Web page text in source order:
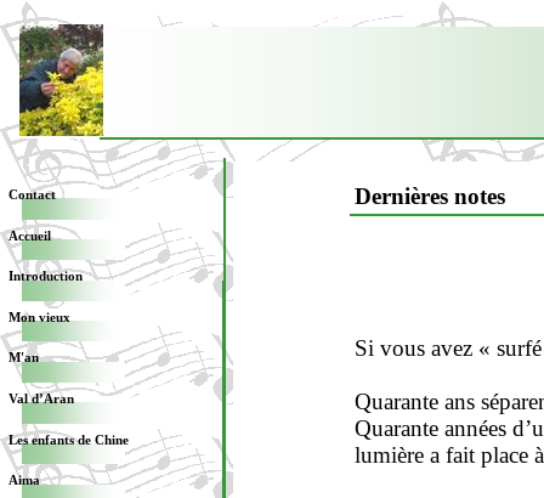
Contact
Accueil
Introduction
Mon vieux
M'an
Val d’Aran
Les enfants de Chine
Aima
Dernières notes
Si vous avez «
Quarante ans
Quarante années
lumière a fait place